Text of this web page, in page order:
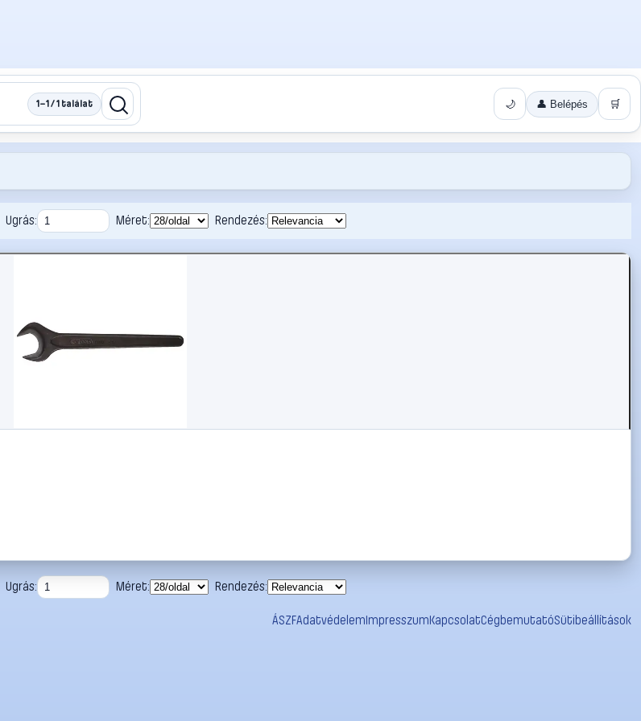
1–1 / 1 találat 🌙 👤 Belépés 🛒
Ugrás: Méret: Rendezés:
Ugrás: Méret: Rendezés:
ÁSZFAdatvédelemImpresszumKapcsolatCégbemutatóSütibeállítások